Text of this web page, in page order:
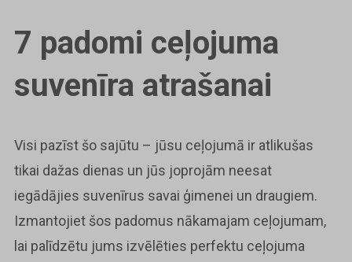
7 padomi ceļojuma
suvenīra atrašanai
Visi pazīst šo sajūtu – jūsu ceļojumā ir atlikušas
tikai dažas dienas un jūs joprojām neesat
iegādājies suvenīrus savai ģimenei un draugiem.
Izmantojiet šos padomus nākamajam ceļojumam,
lai palīdzētu jums izvēlēties perfektu ceļojuma